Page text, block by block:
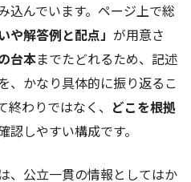
込んでいます。ページ上で総
や解答例と配点」 が用意さ
台本までたどれるため、記述
、かなり具体的に振り返るこ
わりではなく、 どこを根拠
認しやすい構成です。
、公立一貫の情報としてはか